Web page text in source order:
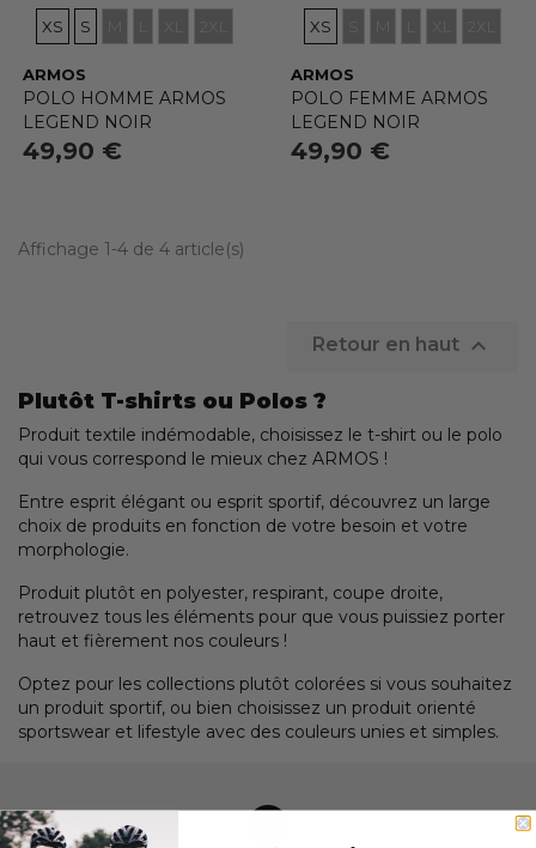
TAILLES
XS
TAILLES
S
TAILLES
TAILLES
TAILLES
TAILLES
ARMOS
POLO HOMME ARMOS
LEGEND NOIR
49,90 €
TAILLES
XS
TAILLES
TAILLES
TAILLES
TAILLES
ARMOS
POLO FEMME ARMOS
LEGEND NOIR
49,90 €
Affichage 1-4 de 4 article(s)
Retour en haut 
Plutôt T-shirts ou Polos ?
Produit textile indémodable, choisissez le t-shirt ou le polo
qui vous correspond le mieux chez ARMOS !
Entre esprit élégant ou esprit sportif, découvrez un large
choix de produits en fonction de votre besoin et votre
morphologie.
Produit plutôt en polyester, respirant, coupe droite,
retrouvez tous les éléments pour que vous puissiez porter
haut et fièrement nos couleurs !
Optez pour les collections plutôt colorées si vous souhaitez
un produit sportif, ou bien choisissez un produit orienté
sportswear et lifestyle avec des couleurs unies et simples.